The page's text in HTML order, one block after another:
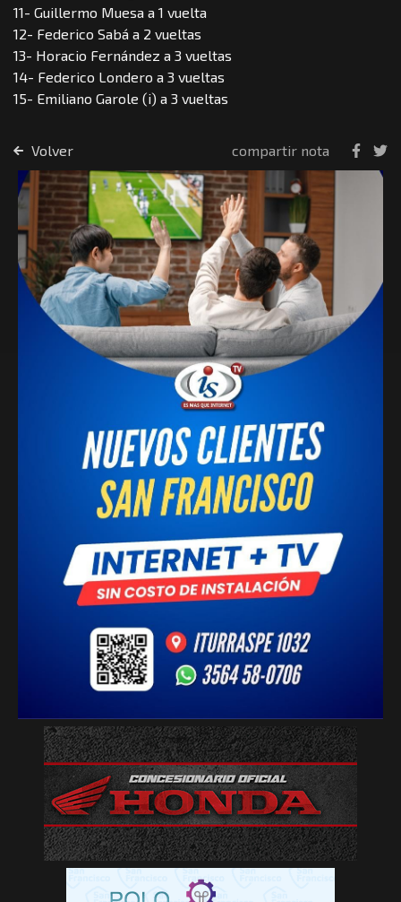
11- Guillermo Muesa a 1 vuelta
12- Federico Sabá a 2 vueltas
13- Horacio Fernández a 3 vueltas
14- Federico Londero a 3 vueltas
15- Emiliano Garole (i) a 3 vueltas
Volver compartir nota